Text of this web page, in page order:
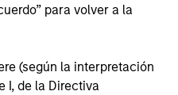
para volver a la
(según la interpretación
I, de la Directiva
believes India
ground to find
areas where